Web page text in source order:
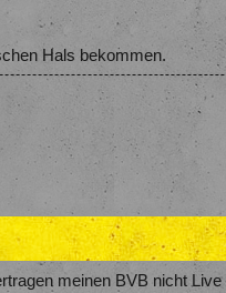
Hals bekommen.
meinen BVB nicht